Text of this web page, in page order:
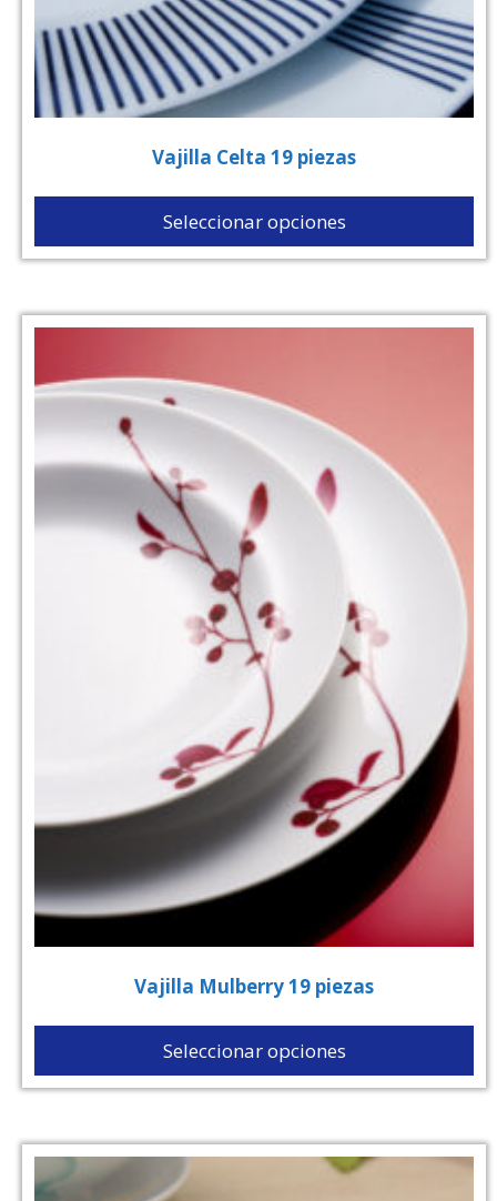
Vajilla Celta 19 piezas
Seleccionar opciones
Vajilla Mulberry 19 piezas
Seleccionar opciones